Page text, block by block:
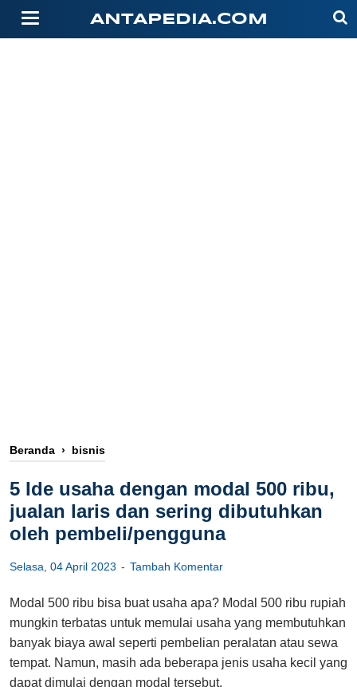
ANTAPEDIA.COM
Beranda › bisnis
5 Ide usaha dengan modal 500 ribu,
jualan laris dan sering dibutuhkan
oleh pembeli/pengguna
Selasa, 04 April 2023 Tambah Komentar
Modal 500 ribu bisa buat usaha apa? Modal 500 ribu rupiah
mungkin terbatas untuk memulai usaha yang membutuhkan
banyak biaya awal seperti pembelian peralatan atau sewa
tempat. Namun, masih ada beberapa jenis usaha kecil yang
dapat dimulai dengan modal tersebut.